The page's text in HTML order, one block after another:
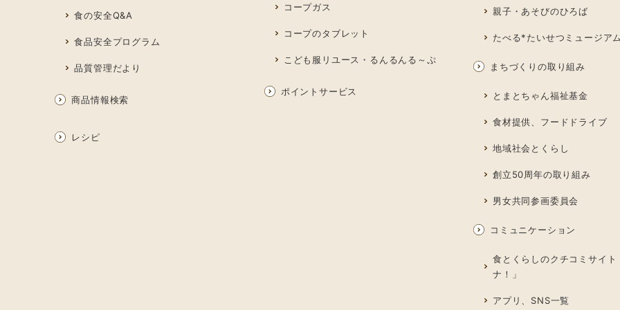
食の安全Q&A
食品安全プログラム
品質管理だより
商品情報検索
レシピ
コープガス
コープのタブレット
こども服リユース・るんるんる～ぷ
ポイントサービス
親子・あそびのひろば
たべる*たいせつミュージアム
まちづくりの取り組み
とまとちゃん福祉基金
食材提供、フードドライブ
地域社会とくらし
創立50周年の取り組み
男女共同参画委員会
コミュニケーション
食とくらしのクチコミサイト
ナ！」
アプリ、SNS一覧